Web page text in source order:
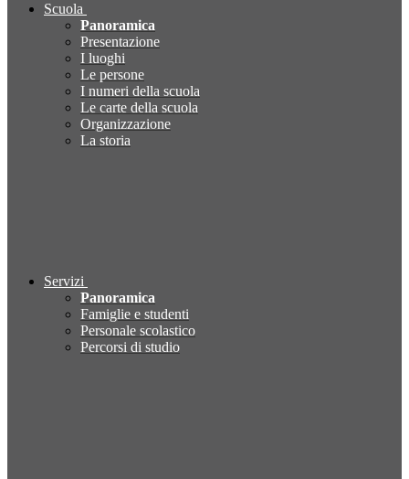
Scuola
Panoramica
Presentazione
I luoghi
Le persone
I numeri della scuola
Le carte della scuola
Organizzazione
La storia
Servizi
Panoramica
Famiglie e studenti
Personale scolastico
Percorsi di studio